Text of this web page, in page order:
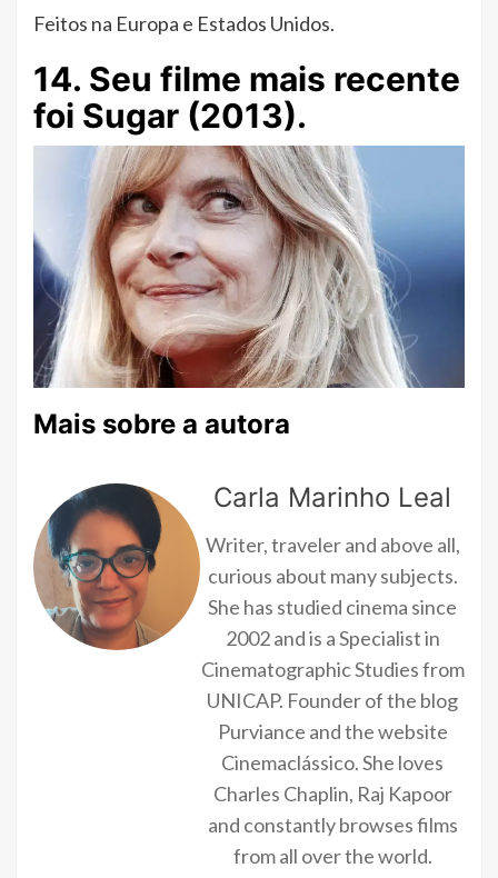
Feitos na Europa e Estados Unidos.
14. Seu filme mais recente
foi Sugar (2013).
Mais sobre a autora
Carla Marinho Leal
Writer, traveler and above all,
curious about many subjects.
She has studied cinema since
2002 and is a Specialist in
Cinematographic Studies from
UNICAP. Founder of the blog
Purviance and the website
Cinemaclássico. She loves
Charles Chaplin, Raj Kapoor
and constantly browses films
from all over the world.